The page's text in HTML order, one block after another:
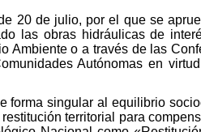
20 de julio, por el que se
las obras hidráulicas de
Ambiente o a través de las
Autónomas en
forma singular al equilibrio
territorial para